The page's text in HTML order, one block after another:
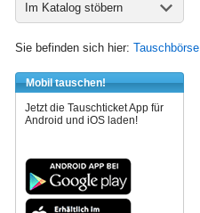
Im Katalog stöbern
Sie befinden sich hier: Tauschbörse
Mobil tauschen!
Jetzt die Tauschticket App für
Android und iOS laden!